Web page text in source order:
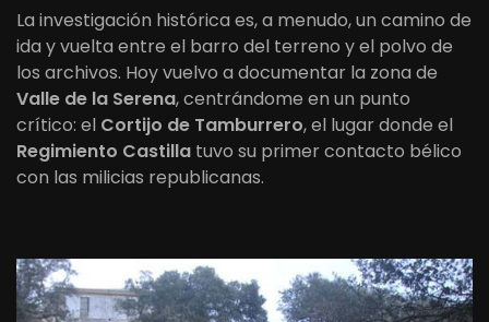
La investigación histórica es, a menudo, un camino de
ida y vuelta entre el barro del terreno y el polvo de
los archivos. Hoy vuelvo a documentar la zona de
Valle de la Serena, centrándome en un punto
crítico: el Cortijo de Tamburrero, el lugar donde el
Regimiento Castilla tuvo su primer contacto bélico
con las milicias republicanas.